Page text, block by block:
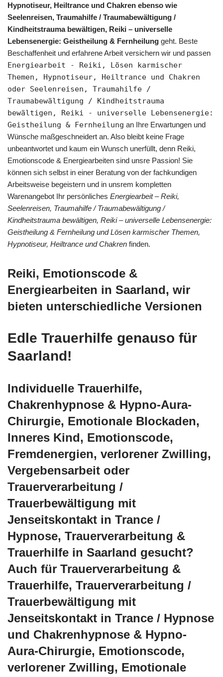
Hypnotiseur, Heiltrance und Chakren ebenso wie
Seelenreisen, Traumahilfe / Traumabewältigung /
Kindheitstrauma bewältigen, Reiki – universelle
Lebensenergie: Geistheilung & Fernheilung geht. Beste
Beschaffenheit und erfahrene Arbeit versichern wir und passen
Energiearbeit - Reiki, Lösen karmischer
Themen, Hypnotiseur, Heiltrance und Chakren
oder Seelenreisen, Traumahilfe /
Traumabewältigung / Kindheitstrauma
bewältigen, Reiki - universelle Lebensenergie:
Geistheilung & Fernheilung an Ihre Erwartungen und
Wünsche maßgeschneidert an. Also bleibt keine Frage
unbeantwortet und kaum ein Wunsch unerfüllt, denn Reiki,
Emotionscode & Energiearbeiten sind unsre Passion! Sie
können sich selbst in einer Beratung von der fachkundigen
Arbeitsweise begeistern und in unsrem kompletten
Warenangebot Ihr persönliches Energiearbeit – Reiki,
Seelenreisen, Traumahilfe / Traumabewältigung /
Kindheitstrauma bewältigen, Reiki – universelle Lebensenergie:
Geistheilung & Fernheilung und Lösen karmischer Themen,
Hypnotiseur, Heiltrance und Chakren finden.
Reiki, Emotionscode &
Energiearbeiten in Saarland, wir
bieten unterschiedliche Versionen
Edle Trauerhilfe genauso für
Saarland!
Individuelle Trauerhilfe,
Chakrenhypnose & Hypno-Aura-
Chirurgie, Emotionale Blockaden,
Inneres Kind, Emotionscode,
Fremdenergien, verlorener Zwilling,
Vergebensarbeit oder
Trauerverarbeitung /
Trauerbewältigung mit
Jenseitskontakt in Trance /
Hypnose, Trauerverarbeitung &
Trauerhilfe in Saarland gesucht?
Auch für Trauerverarbeitung &
Trauerhilfe, Trauerverarbeitung /
Trauerbewältigung mit
Jenseitskontakt in Trance / Hypnose
und Chakrenhypnose & Hypno-
Aura-Chirurgie, Emotionscode,
verlorener Zwilling, Emotionale